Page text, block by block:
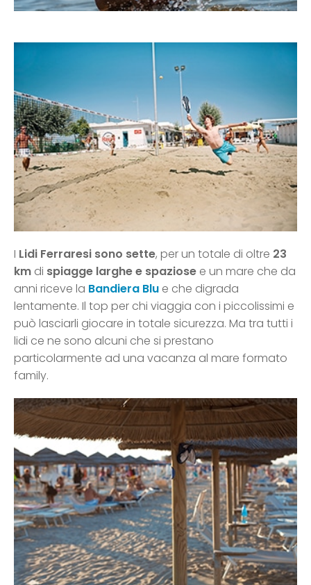
I Lidi Ferraresi sono sette, per un totale di oltre 23
km di spiagge larghe e spaziose e un mare che da
anni riceve la Bandiera Blu e che digrada
lentamente. Il top per chi viaggia con i piccolissimi e
può lasciarli giocare in totale sicurezza. Ma tra tutti i
lidi ce ne sono alcuni che si prestano
particolarmente ad una vacanza al mare formato
family.